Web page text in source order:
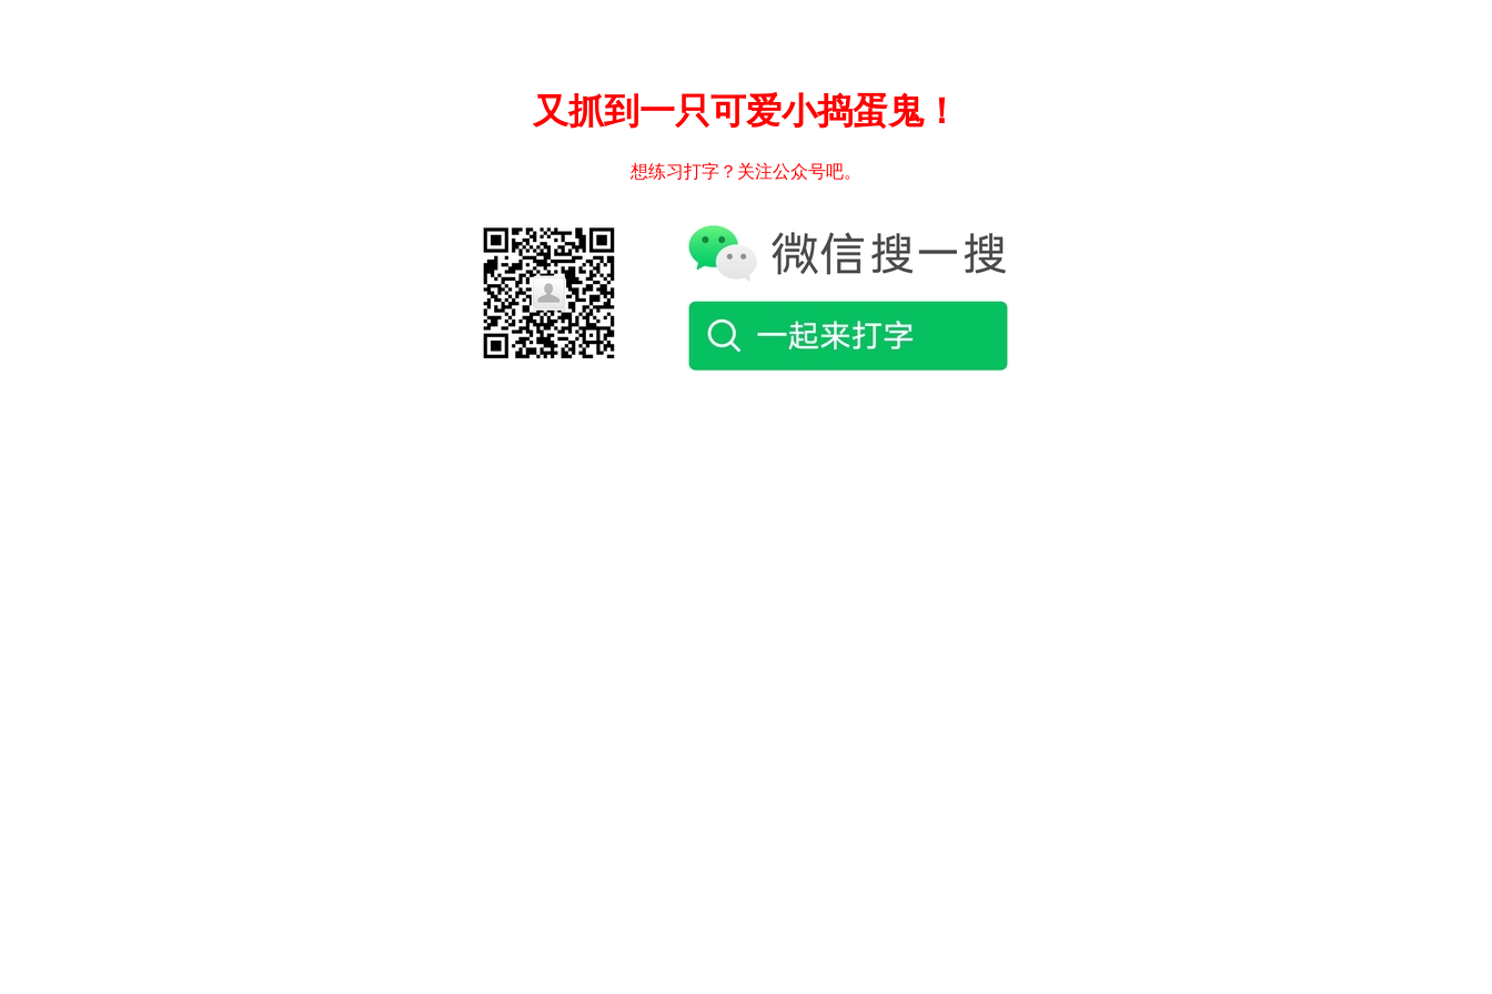
又抓到一只可爱小捣蛋鬼！
想练习打字？关注公众号吧。